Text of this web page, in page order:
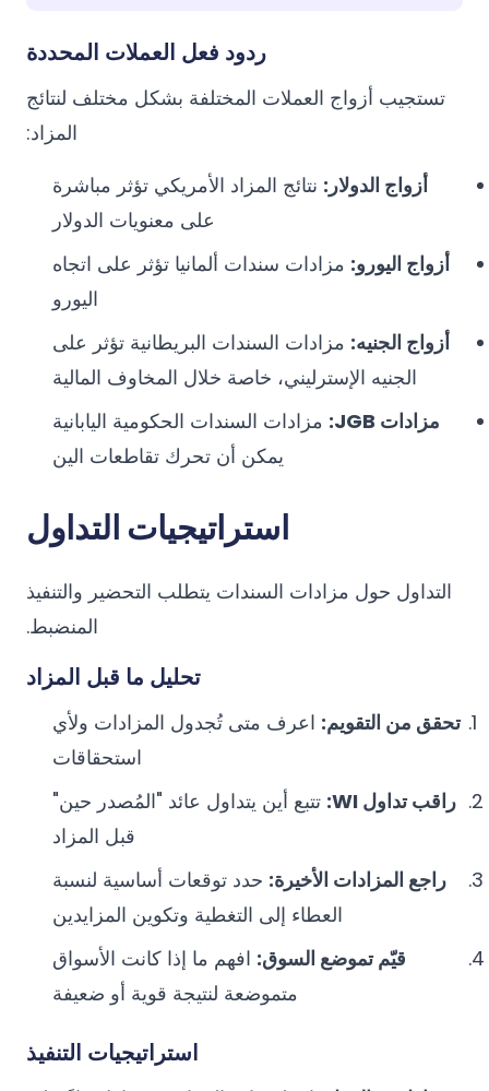
ردود فعل العملات المحددة
تستجيب أزواج العملات المختلفة بشكل مختلف لنتائج
المزاد:
أزواج الدولار: نتائج المزاد الأمريكي تؤثر مباشرة
على معنويات الدولار
أزواج اليورو: مزادات سندات ألمانيا تؤثر على اتجاه
اليورو
أزواج الجنيه: مزادات السندات البريطانية تؤثر على
الجنيه الإسترليني، خاصة خلال المخاوف المالية
مزادات JGB:
مزادات السندات الحكومية اليابانية
يمكن أن تحرك تقاطعات الين
استراتيجيات التداول
التداول حول مزادات السندات يتطلب التحضير والتنفيذ
المنضبط.
تحليل ما قبل المزاد
تحقق من التقويم: اعرف متى تُجدول المزادات ولأي
استحقاقات
راقب تداول WI:
تتبع أين يتداول عائد "المُصدر حين"
قبل المزاد
راجع المزادات الأخيرة: حدد توقعات أساسية لنسبة
العطاء إلى التغطية وتكوين المزايدين
قيّم تموضع السوق: افهم ما إذا كانت الأسواق
متموضعة لنتيجة قوية أو ضعيفة
استراتيجيات التنفيذ